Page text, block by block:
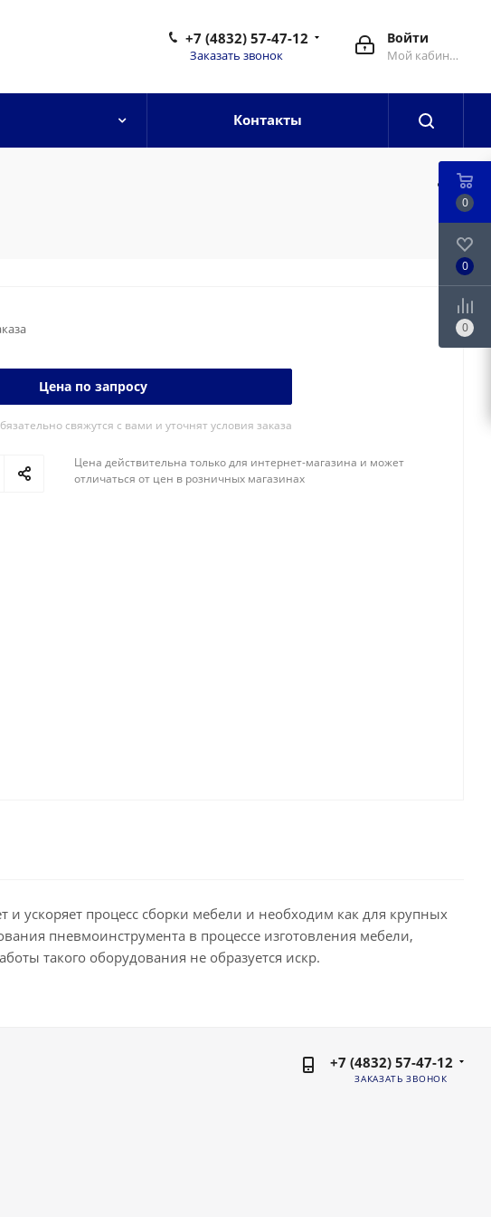
Войти
Мой кабинет
+7 (4832) 57-47-12
Заказать звонок
Контакты
Цена по запросу
свяжутся с вами и уточнят условия заказа
Цена действительна только для интернет-магазина и может
отличаться от цен в розничных магазинах
ускоряет процесс сборки мебели и необходим как для крупных
пневмоинструмента в процессе изготовления мебели,
такого оборудования не образуется искр.
+7 (4832) 57-47-12
ЗАКАЗАТЬ ЗВОНОК
0
0
0